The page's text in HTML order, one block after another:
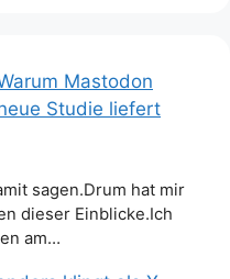
Mastodon
Studie liefert
sagen.Drum hat mir
dieser Einblicke.Ich
am…